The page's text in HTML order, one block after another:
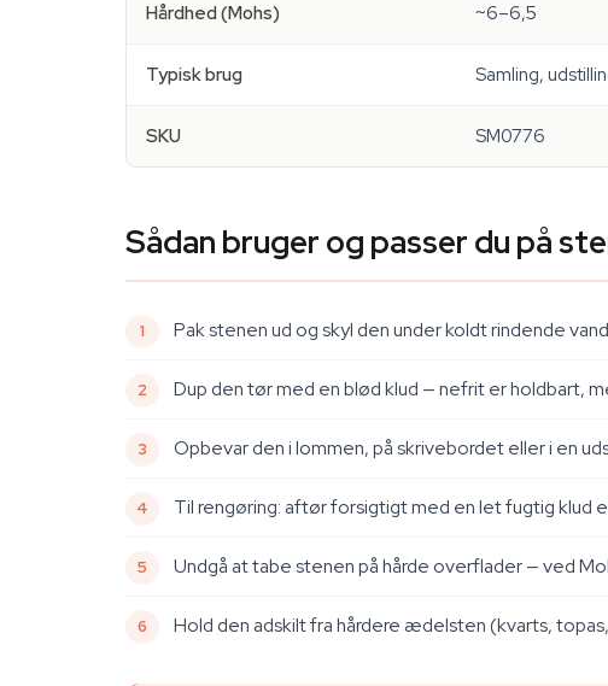
Hårdhed (Mohs) ~6–6,5
Typisk brug Samling,
SKU SM0776
Sådan bruger og passer du på
Pak stenen ud og skyl den under koldt rindende
Dup den tør med en blød klud — nefrit er holdbart,
Opbevar den i lommen, på skrivebordet eller i en
Til rengøring: aftør forsigtigt med en let fugtig klud
Undgå at tabe stenen på hårde overflader — ved
Hold den adskilt fra hårdere ædelsten (kvarts,